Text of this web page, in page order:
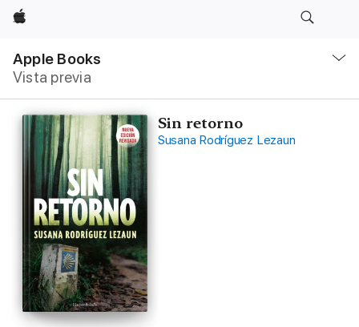
Apple
Apple Books
Vista previa
local
Abrir
Sin retorno
Susana Rodríguez Lezaun